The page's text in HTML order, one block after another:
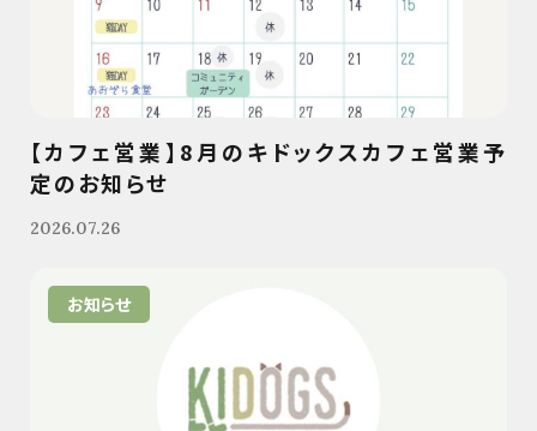
【カフェ営業】8月のキドックスカフェ営業予
定のお知らせ
2026.07.26
お知らせ